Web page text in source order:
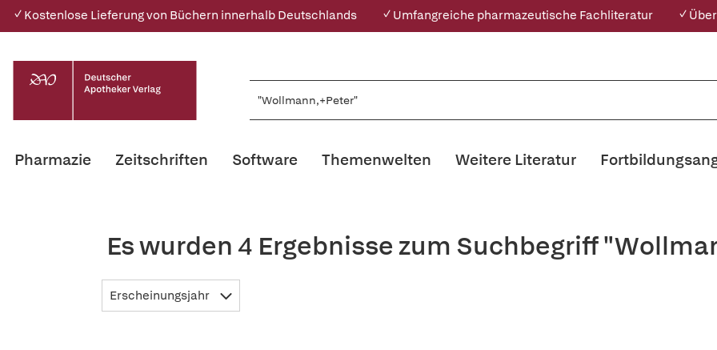
✓ Kostenlose Lieferung von Büchern innerhalb Deutschlands ✓ Umfangreiche pharmazeutische Fachliteratur ✓
Pharmazie Zeitschriften Software Themenwelten Weitere Literatur
Es wurden 4 Ergebnisse zum Suchbegriff
Erscheinungsjahr